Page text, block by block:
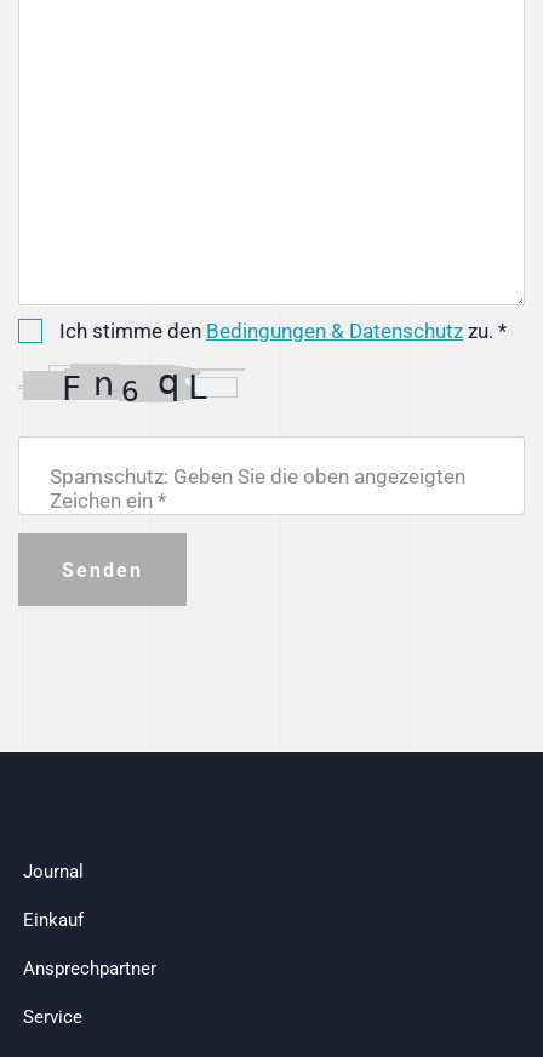
Ich stimme den Bedingungen & Datenschutz zu. *
Spamschutz: Geben Sie die oben angezeigten
Zeichen ein *
Senden
Journal
Einkauf
Ansprechpartner
Service